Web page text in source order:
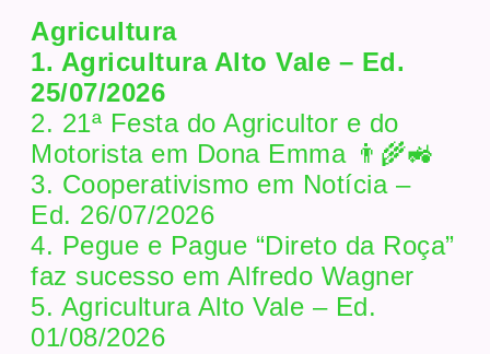
Agricultura
1. Agricultura Alto Vale – Ed.
25/07/2026
2. 21ª Festa do Agricultor e do
Motorista em Dona Emma 👨‍🌾🚜
3. Cooperativismo em Notícia –
Ed. 26/07/2026
4. Pegue e Pague “Direto da Roça”
faz sucesso em Alfredo Wagner
5. Agricultura Alto Vale – Ed.
01/08/2026